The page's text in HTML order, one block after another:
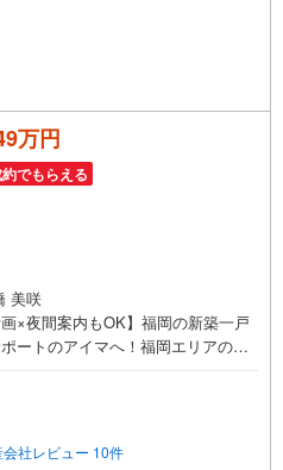
万円
でもらえる
美咲
×夜間案内もOK】福岡の新築一戸
ートのアイマへ！福岡エリアの最
で全力でバックアップいたしま
選ばれる2大サポート/【プロ目線
ネット銀行をはじめ多数の金融機
最長50年」のプランや今注目の低
社レビュー 10件